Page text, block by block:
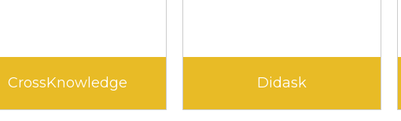
CrossKnowledge Didask